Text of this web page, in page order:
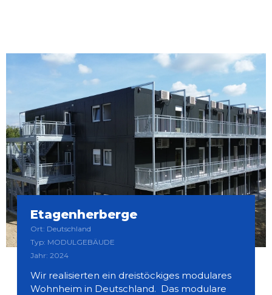
Etagenherberge
Ort: Deutschland
Typ: MODULGEBÄUDE
Jahr: 2024
Wir realisierten ein dreistöckiges modulares
Wohnheim in Deutschland. Das modulare